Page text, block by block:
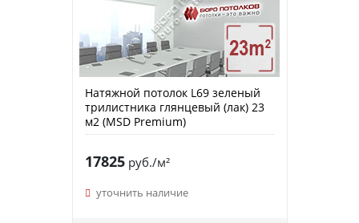
Натяжной потолок L69 зеленый
трилистника глянцевый (лак) 23
м2 (MSD Premium)
17825руб./м²
уточнить наличие